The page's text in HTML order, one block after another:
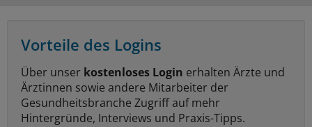
Vorteile des Logins
Über unser kostenloses Login erhalten Ärzte und
Ärztinnen sowie andere Mitarbeiter der
Gesundheitsbranche Zugriff auf mehr
Hintergründe, Interviews und Praxis-Tipps.